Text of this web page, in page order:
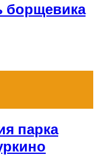
борщевика
парка